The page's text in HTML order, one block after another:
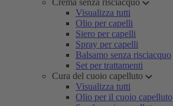
Crema senza risciacquo
Visualizza tutti
Olio per capelli
Siero per capelli
Spray per capelli
Balsamo senza risciacquo
Set per trattamenti
Cura del cuoio capelluto
Visualizza tutti
Olio per il cuoio capelluto